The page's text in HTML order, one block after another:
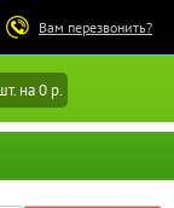
Вам перезвонить?
на 0 р.